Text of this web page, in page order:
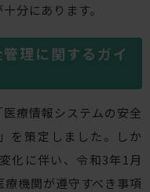
分にあります。
理に関するガイ
療情報システムの安全
を策定しました。しか
化に伴い、令和3年1月
機関が遵守すべき事項